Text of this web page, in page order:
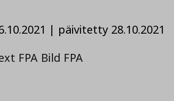
| päivitetty 28.10.2021
FPA Bild FPA